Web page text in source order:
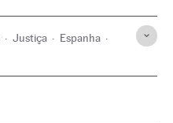
Justiça Espanha